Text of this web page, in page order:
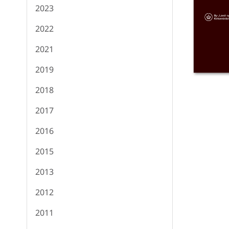
2023
2022
2021
2019
2018
2017
2016
2015
2013
2012
2011